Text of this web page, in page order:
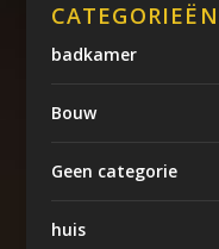
CATEGORIEËN
badkamer
Bouw
Geen categorie
huis